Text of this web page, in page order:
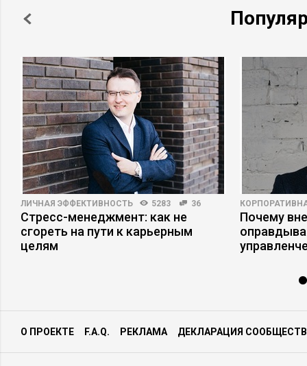
ЛИЧНАЯ ЭФФЕКТИВНОСТЬ 5283 36
Стресс-менеджмент: как не
сгореть на пути к карьерным
целям
Почему
О ПРОЕКТЕ F.A.Q. РЕКЛАМА ДЕКЛАРАЦИЯ